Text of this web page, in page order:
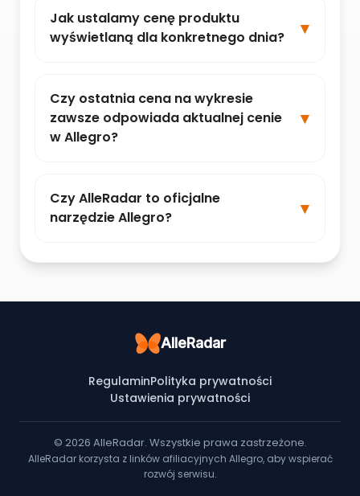
Jak ustalamy cenę produktu
wyświetlaną dla konkretnego dnia?
Czy ostatnia cena na wykresie
zawsze odpowiada aktualnej cenie
w Allegro?
Czy AlleRadar to oficjalne
narzędzie Allegro?
AlleRadar
RegulaminPolityka prywatności
Ustawienia prywatności
© 2026 AlleRadar. Wszystkie prawa zastrzeżone.
AlleRadar korzysta z linków afiliacyjnych Allegro, aby wspierać
rozwój serwisu.